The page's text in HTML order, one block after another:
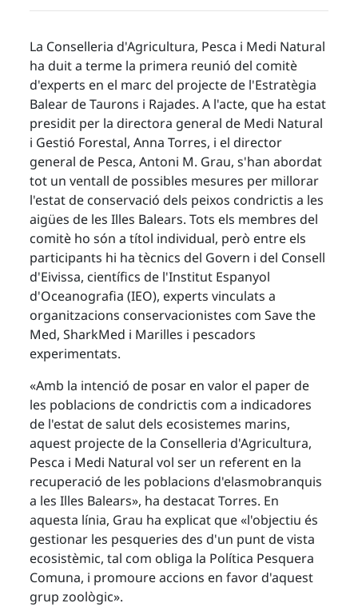
La Conselleria d'Agricultura, Pesca i Medi Natural
ha duit a terme la primera reunió del comitè
d'experts en el marc del projecte de l'Estratègia
Balear de Taurons i Rajades. A l'acte, que ha estat
presidit per la directora general de Medi Natural
i Gestió Forestal, Anna Torres, i el director
general de Pesca, Antoni M. Grau, s'han abordat
tot un ventall de possibles mesures per millorar
l'estat de conservació dels peixos condrictis a les
aigües de les Illes Balears. Tots els membres del
comitè ho són a títol individual, però entre els
participants hi ha tècnics del Govern i del Consell
d'Eivissa, científics de l'Institut Espanyol
d'Oceanografia (IEO), experts vinculats a
organitzacions conservacionistes com Save the
Med, SharkMed i Marilles i pescadors
experimentats.
«Amb la intenció de posar en valor el paper de
les poblacions de condrictis com a indicadores
de l'estat de salut dels ecosistemes marins,
aquest projecte de la Conselleria d'Agricultura,
Pesca i Medi Natural vol ser un referent en la
recuperació de les poblacions d'elasmobranquis
a les Illes Balears», ha destacat Torres. En
aquesta línia, Grau ha explicat que «l'objectiu és
gestionar les pesqueries des d'un punt de vista
ecosistèmic, tal com obliga la Política Pesquera
Comuna, i promoure accions en favor d'aquest
grup zoològic».